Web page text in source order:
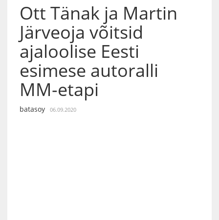
Ott Tänak ja Martin
Järveoja võitsid
ajaloolise Eesti
esimese autoralli
MM-etapi
batasoy 06.09.2020